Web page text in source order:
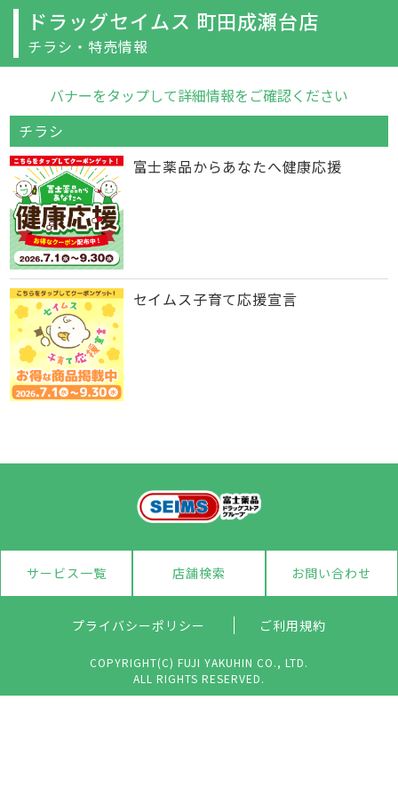
ドラッグセイムス 町田成瀬台店
チラシ・特売情報
バナーをタップして詳細情報をご確認ください
チラシ
富士薬品からあなたへ健康応援
セイムス子育て応援宣言
サービス一覧 店舗検索 お問い合わせ
プライバシーポリシー ご利用規約
COPYRIGHT(C) FUJI YAKUHIN CO., LTD.
ALL RIGHTS RESERVED.